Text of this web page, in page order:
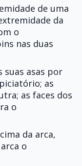
de uma
da
o
nas duas
suas asas por
as
as faces dos
o
da arca,
o